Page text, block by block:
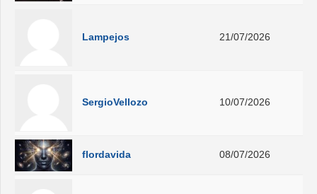
Lampejos 21/07/2026
SergioVellozo 10/07/2026
flordavida 08/07/2026